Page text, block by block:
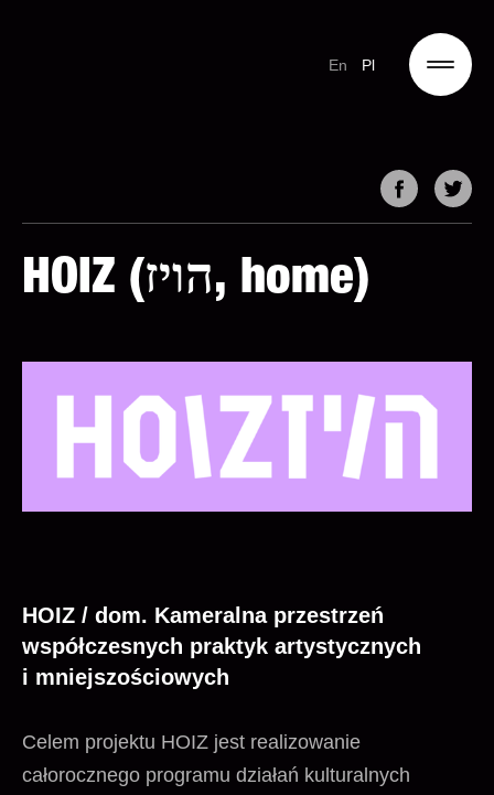
Pl
En
HOIZ (הויז, home)
HOIZ / dom. Kameralna przestrzeń
współczesnych praktyk artystycznych
i mniejszościowych
Celem projektu HOIZ jest realizowanie
całorocznego programu działań kulturalnych